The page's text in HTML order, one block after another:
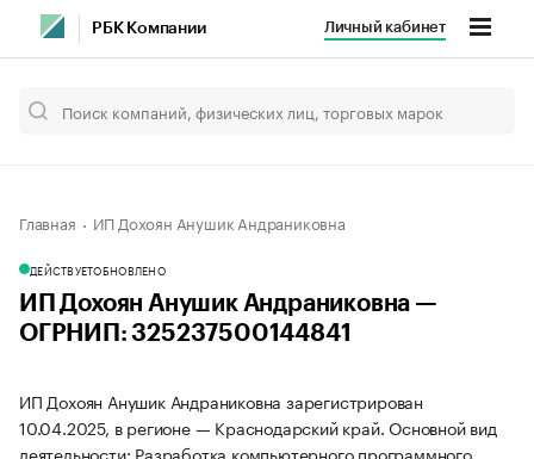
РБК Компании Личный кабинет
Главная ИП Дохоян Анушик Андраниковна
ДЕЙСТВУЕТОБНОВЛЕНО
ИП Дохоян Анушик Андраниковна —
ОГРНИП: 325237500144841
ИП Дохоян Анушик Андраниковна зарегистрирован
10.04.2025, в регионе — Краснодарский край. Основной вид
деятельности: Разработка компьютерного программного